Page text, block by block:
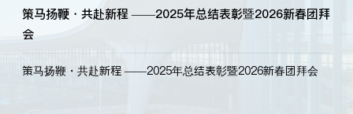
策马扬鞭・共赴新程 ——2025年总结表彰暨2026新春团拜
会
策马扬鞭・共赴新程 ——2025年总结表彰暨2026新春团拜会